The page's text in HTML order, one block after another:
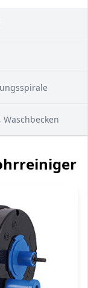
Waschbecken